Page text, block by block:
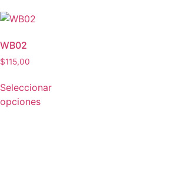
WB02
$115,00
Seleccionar
opciones